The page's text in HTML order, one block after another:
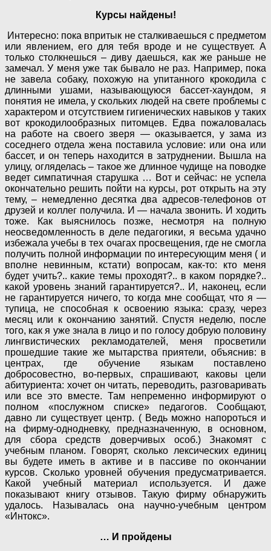
Курсы найдены!
Интересно: пока впритык не сталкиваешься с предметом
или явлением, его для тебя вроде и не существует. А
только столкнешься – диву даешься, как же раньше не
замечал. У меня уже так бывало не раз. Например, пока
не завела собаку, похожую на упитанного крокодила с
длинными ушами, называющуюся бассет-хаундом, я
понятия не имела, у скольких людей на свете проблемы с
характером и отсутствием гигиенических навыков у таких
вот крокодилообразных питомцев. Едва пожаловалась
на работе на своего зверя — оказывается, у зама из
соседнего отдела жена поставила условие: или она или
бассет, и он теперь находится в затруднении. Вышла на
улицу, огляделась – такое же длинное чудище на поводке
ведет симпатичная старушка … Вот и сейчас: не успела
окончательно решить пойти на курсы, рот открыть на эту
тему, – немедленно десятка два адресов-телефонов от
друзей и коллег получила. И — начала звонить. И ходить
тоже. Как выяснилось позже, несмотря на полную
неосведомленность в деле педагогики, я весьма удачно
избежала учебы в тех очагах просвещения, где не смогла
получить полной информации по интересующим меня ( и
вполне невинным, кстати) вопросам, как-то: кто меня
будет учить?.. какие темы проходят?.. в каком порядке?..
какой уровень знаний гарантируется?.. И, наконец, если
не гарантируется ничего, то когда мне сообщат, что я —
тупица, не способная к освоению языка: сразу, через
месяц или к окончанию занятий. Спустя неделю, после
того, как я уже знала в лицо и по голосу добрую половину
лингвистических рекламодателей, меня просветили
прошедшие такие же мытарства приятели, объяснив: в
центрах, где обучение языкам поставлено
добросовестно, во-первых, спрашивают, каковы цели
абитуриента: хочет он читать, переводить, разговаривать
или все это вместе. Там непременно информируют о
полном «послужном списке» педагогов. Сообщают,
давно ли существует центр. ( Ведь можно напороться и
на фирму-однодневку, предназначенную, в основном,
для сбора средств доверчивых особ.) Знакомят с
учебным планом. Говорят, сколько лексических единиц
вы будете иметь в активе и в пассиве по окончании
курсов. Сколько уровней обучения предусматривается.
Какой учебный материал используется. И даже
показывают книгу отзывов. Такую фирму обнаружить
удалось. Называлась она научно-учебным центром
«Интокс».
… И пройдены